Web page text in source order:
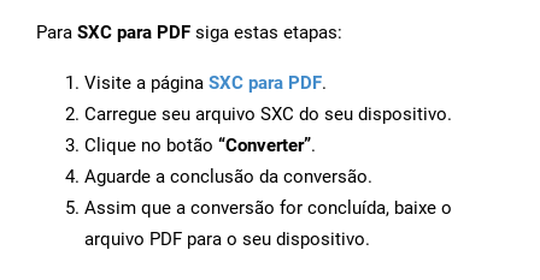
Para SXC para PDF siga estas etapas:
Visite a página SXC para PDF.
Carregue seu arquivo SXC do seu dispositivo.
Clique no botão “Converter”.
Aguarde a conclusão da conversão.
Assim que a conversão for concluída, baixe o
arquivo PDF para o seu dispositivo.